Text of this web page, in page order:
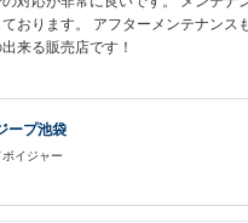
おります。 アフターメンテナンス
来る販売店です！
ープ池袋
イジャー